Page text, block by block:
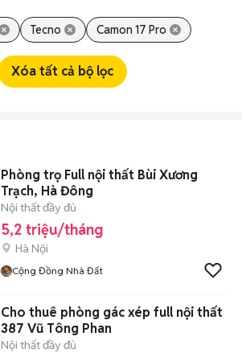
Tecno Camon 17 Pro
Xóa tất cả bộ lọc
Phòng trọ Full nội thất Bùi Xương
Trạch, Hà Đông
Nội thất đầy đủ
5,2 triệu/tháng
Hà Nội
Cộng Đồng Nhà Đất
Cho thuê phòng gác xép full nội thất
387 Vũ Tông Phan
Nội thất đầy đủ